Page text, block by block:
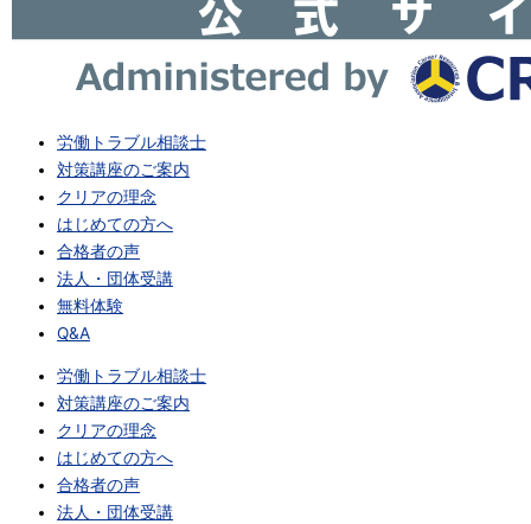
労働トラブル相談士
対策講座のご案内
クリアの理念
はじめての方へ
合格者の声
法人・団体受講
無料体験
Q&A
労働トラブル相談士
対策講座のご案内
クリアの理念
はじめての方へ
合格者の声
法人・団体受講